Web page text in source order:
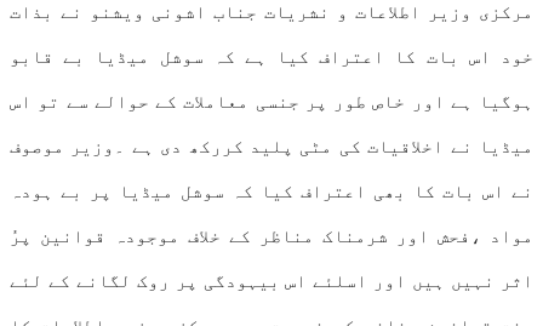
مرکزی وزیر اطلاعات و نشریات جناب اشونی ویشنو نے بذات
خود اس بات کا اعتراف کیا ہے کہ سوشل میڈیا بے قابو
ہوگیا ہے اور خاص طور پر جنسی معاملات کے حوالے سے تو اس
میڈیا نے اخلاقیات کی مٹی پلید کررکھ دی ہے ۔وزیر موصوف
نے اس بات کا بھی اعتراف کیا کہ سوشل میڈیا پر بے ہودہ
مواد ،فحش اور شرمناک مناظر کے خلاف موجودہ قوانین پرُ
اثر نہیں ہیں اور اسلئے اس بیہودگی پر روک لگانے کے لئے